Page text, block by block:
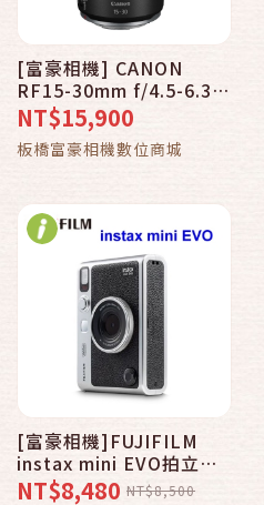
[富豪相機] CANON
RF15-30mm f/4.5-6.3
IS STM 輕巧超廣角變焦
鏡頭
NT$15,900
板橋富豪相機數位商城
[富豪相機]FUJIFILM
instax mini EVO拍立得
相機＋32G記憶卡＋保護
NT$8,480 NT$8,500